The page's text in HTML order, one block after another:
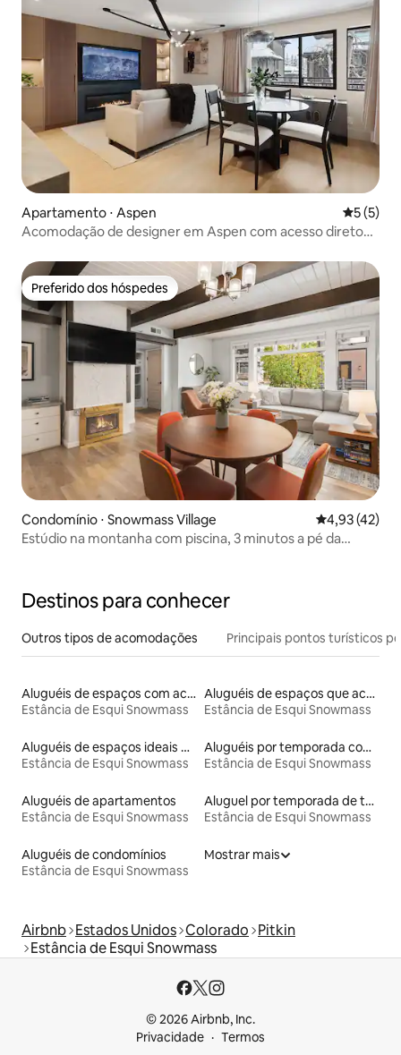
Apartamento ⋅ Aspen 5 de
5 (5)
Acomodação de designer em Aspen com acesso direto
Preferido dos hóspedes
Preferido dos hóspedes
Condomínio ⋅ Snowmass Village 4,93 de uma
4,93 (42)
Estúdio na montanha com piscina, 3 minutos a pé da
Destinos para conhecer
Outros tipos de acomodações Principais pontos turísticos
Aluguéis de espaços com acesso direto a pistas de esqui
Estância de Esqui Snowmass
Aluguéis de espaços que aceitam animais de estimação
Estância de Esqui Snowmass
Aluguéis de espaços ideais para famílias
Estância de Esqui Snowmass
Aluguéis por temporada com banheira de hidromassagem
Estância de Esqui Snowmass
Aluguéis de apartamentos
Estância de Esqui Snowmass
Aluguel por temporada de townhouses
Estância de Esqui Snowmass
Aluguéis de condomínios
Estância de Esqui Snowmass
Mostrar mais
Airbnb Estados Unidos Colorado Pitkin
Estância de Esqui Snowmass
© 2026 Airbnb, Inc.
Privacidade
Termos